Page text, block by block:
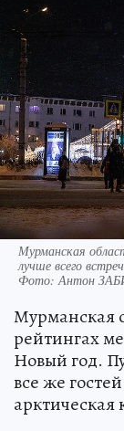
Мурманская
лучше всего
Фото:Антон
Мурманская
рейтингах
Новый год.
все же